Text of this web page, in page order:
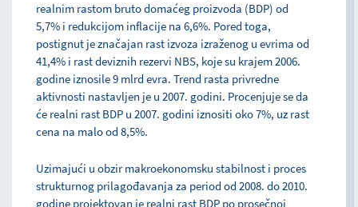
realnim rastom bruto domaćeg proizvoda (BDP) od
5,7% i redukcijom inflacije na 6,6%. Pored toga,
postignut je značajan rast izvoza izraženog u evrima od
41,4% i rast deviznih rezervi NBS, koje su krajem 2006.
godine iznosile 9 mlrd evra. Trend rasta privredne
aktivnosti nastavljen je u 2007. godini. Procenjuje se da
će realni rast BDP u 2007. godini iznositi oko 7%, uz rast
cena na malo od 8,5%.
Uzimajući u obzir makroekonomsku stabilnost i proces
strukturnog prilagođavanja za period od 2008. do 2010.
godine projektovan je realni rast BDP po prosečnoj